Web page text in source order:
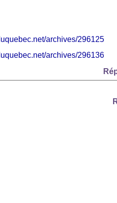
archives/296125
archives/296136